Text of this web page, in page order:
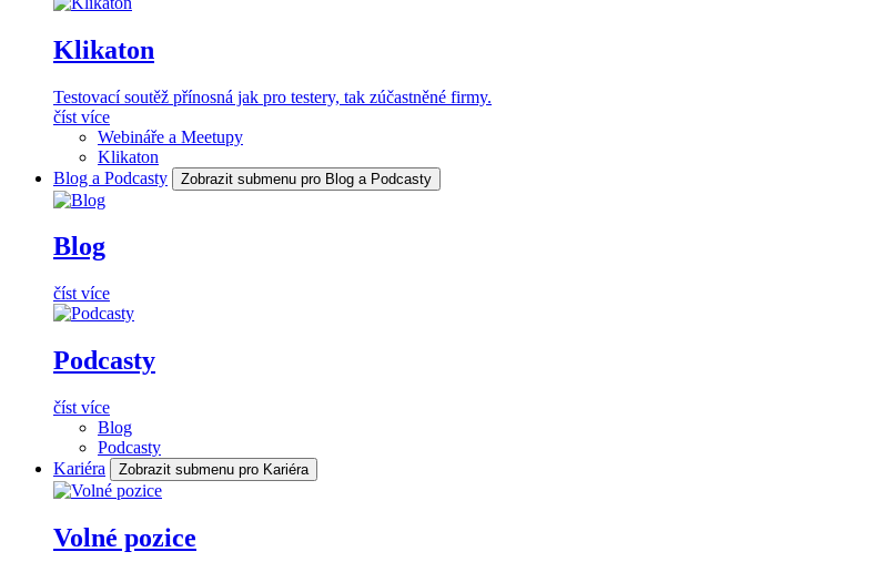
Klikaton
Testovací soutěž přínosná jak pro testery, tak zúčastněné firmy.
číst více
Webináře a Meetupy
Klikaton
Blog a Podcasty
Zobrazit submenu pro Blog a Podcasty
Blog
číst více
Podcasty
číst více
Blog
Podcasty
Kariéra
Zobrazit submenu pro Kariéra
Volné pozice